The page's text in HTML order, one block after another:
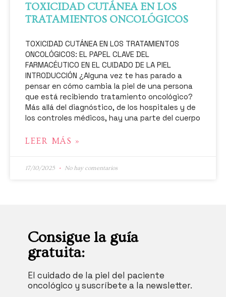
TOXICIDAD CUTÁNEA EN LOS
TRATAMIENTOS ONCOLÓGICOS
TOXICIDAD CUTÁNEA EN LOS TRATAMIENTOS
ONCOLÓGICOS: EL PAPEL CLAVE DEL
FARMACÉUTICO EN EL CUIDADO DE LA PIEL
INTRODUCCIÓN ¿Alguna vez te has parado a
pensar en cómo cambia la piel de una persona
que está recibiendo tratamiento oncológico?
Más allá del diagnóstico, de los hospitales y de
los controles médicos, hay una parte del cuerpo
LEER MÁS »
17/10/2025 No hay comentarios
Consigue la guía
gratuita:
El cuidado de la piel del paciente
oncológico y suscríbete a la newsletter.